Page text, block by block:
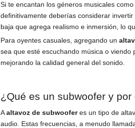
Si te encantan los géneros musicales
definitivamente deberías considerar invertir
baja que agrega realismo e inmersión, lo
Para oyentes casuales, agregando un
sea que esté escuchando música o viendo
mejorando la calidad general del sonido.
¿Qué es un subwoofer y
Aaltavoz de subwooferes un tipo de
audio. Estas frecuencias, a menudo